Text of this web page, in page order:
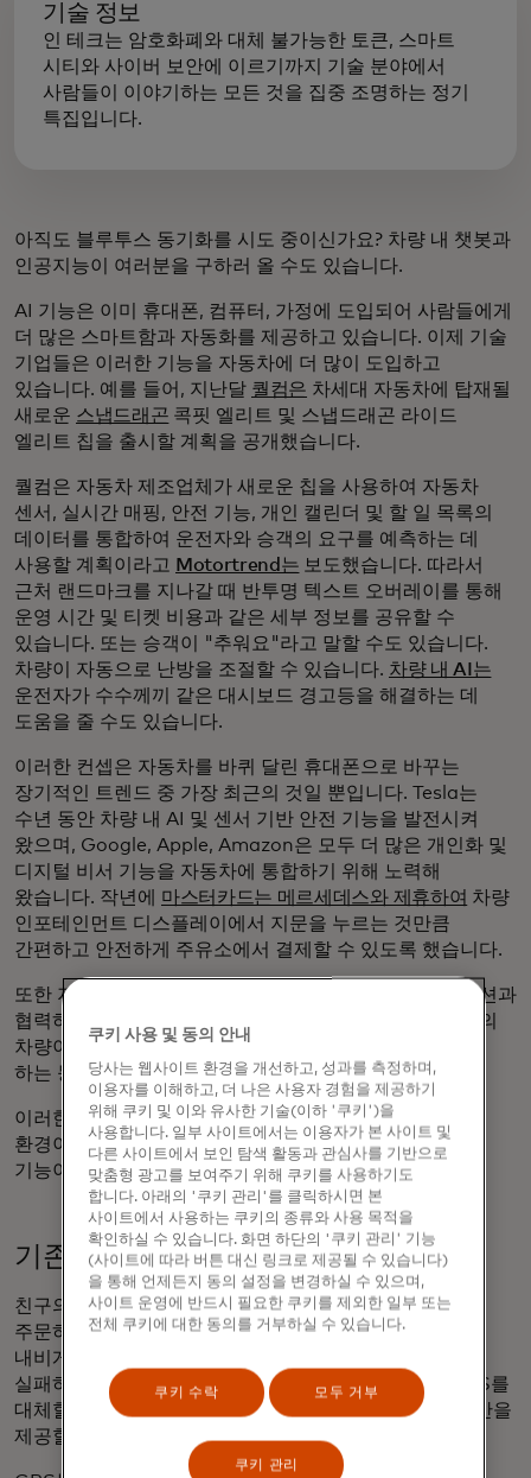
기술 정보
인 테크는 암호화폐와 대체 불가능한 토큰, 스마트
시티와 사이버 보안에 이르기까지 기술 분야에서
사람들이 이야기하는 모든 것을 집중 조명하는 정기
특집입니다.
아직도 블루투스 동기화를 시도 중이신가요? 차량 내 챗봇과
인공지능이 여러분을 구하러 올 수도 있습니다.
AI 기능은 이미 휴대폰, 컴퓨터, 가정에 도입되어 사람들에게
더 많은 스마트함과 자동화를 제공하고 있습니다. 이제 기술
기업들은 이러한 기능을 자동차에 더 많이 도입하고
있습니다. 예를 들어, 지난달 퀄컴은 차세대 자동차에 탑재될
새로운 스냅드래곤 콕핏 엘리트 및 스냅드래곤 라이드
엘리트 칩을 출시할 계획을 공개했습니다.
퀄컴은 자동차 제조업체가 새로운 칩을 사용하여 자동차
센서, 실시간 매핑, 안전 기능, 개인 캘린더 및 할 일 목록의
데이터를 통합하여 운전자와 승객의 요구를 예측하는 데
사용할 계획이라고 Motortrend는 보도했습니다. 따라서
근처 랜드마크를 지나갈 때 반투명 텍스트 오버레이를 통해
운영 시간 및 티켓 비용과 같은 세부 정보를 공유할 수
있습니다. 또는 승객이 "추워요"라고 말할 수도 있습니다.
차량이 자동으로 난방을 조절할 수 있습니다. 차량 내 AI는
운전자가 수수께끼 같은 대시보드 경고등을 해결하는 데
도움을 줄 수도 있습니다.
이러한 컨셉은 자동차를 바퀴 달린 휴대폰으로 바꾸는
장기적인 트렌드 중 가장 최근의 것일 뿐입니다. Tesla는
수년 동안 차량 내 AI 및 센서 기반 안전 기능을 발전시켜
왔으며, Google, Apple, Amazon은 모두 더 많은 개인화 및
디지털 비서 기능을 자동차에 통합하기 위해 노력해
왔습니다. 작년에 마스터카드는 메르세데스와 제휴하여 차량
인포테인먼트 디스플레이에서 지문을 누르는 것만큼
간편하고 안전하게 주유소에서 결제할 수 있도록 했습니다.
또한 지난달 마스터카드는 보다폰 및 스미토모 코퍼레이션과
협력하여 화물, 운송, 차량 및 물류 산업에서 차량 운영자의
차량이 충전소나 주유소에서 승인된 결제를 할 수 있도록
하는 등 기계 간자율 결제를지원한다고 발표했습니다.
이러한 기술과 AI 기능이 자동차에 더 많이 도입되면 운전
환경이 더욱 직관적으로 바뀌고 더 많은 자동화된 안전
기능이 포함될 것으로 예상됩니다.
기존 내비게이션에서 벗어나기
친구의 집까지 운전하는 것부터 심야에 Uber 음식을
주문하는 것까지, GPS는 백그라운드에서 모든 종류의
내비게이션에 필요한 기능을 제공합니다. 하지만 GPS가
실패하면 어떻게 될까요? 차세대 내비게이션 기술은 GPS를
대체할 수 있는 더 정확하고 신뢰할 수 있으며 안전한 대안을
제공할 것입니다.
쿠키 사용 및 동의 안내
당사는 웹사이트 환경을 개선하고, 성과를 측정하며,
이용자를 이해하고, 더 나은 사용자 경험을 제공하기
위해 쿠키 및 이와 유사한 기술(이하 '쿠키')을
사용합니다. 일부 사이트에서는 이용자가 본 사이트 및
다른 사이트에서 보인 탐색 활동과 관심사를 기반으로
맞춤형 광고를 보여주기 위해 쿠키를 사용하기도
합니다. 아래의 '쿠키 관리'를 클릭하시면 본
사이트에서 사용하는 쿠키의 종류와 사용 목적을
확인하실 수 있습니다. 화면 하단의 '쿠키 관리' 기능
(사이트에 따라 버튼 대신 링크로 제공될 수 있습니다)
을 통해 언제든지 동의 설정을 변경하실 수 있으며,
사이트 운영에 반드시 필요한 쿠키를 제외한 일부 또는
전체 쿠키에 대한 동의를 거부하실 수 있습니다.
쿠키 수락 모두 거부
쿠키 관리